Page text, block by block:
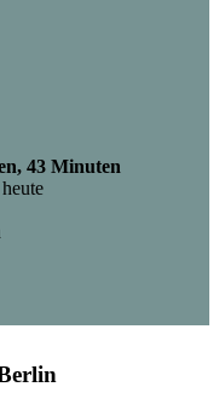
43 Minuten